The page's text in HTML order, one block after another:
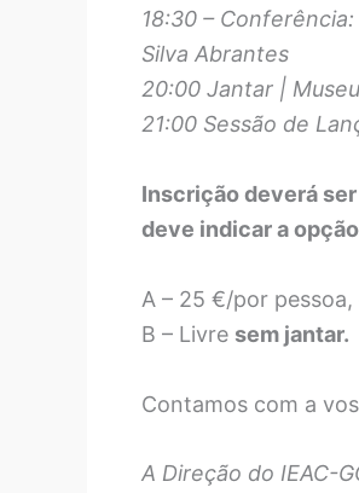
18:30 –
Silva Abrantes
20:00 Jantar |
21:00 Sessão de
Inscrição deverá
deve indicar a
A – 25 €/por pessoa,
B – Livre sem jantar.
Contamos com a
A Direção do IEAC-